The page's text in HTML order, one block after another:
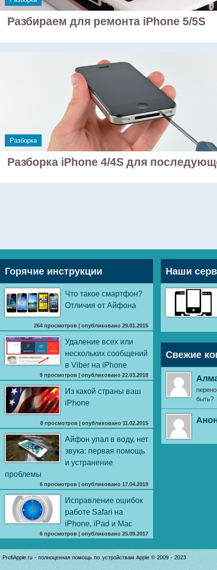
Разбираем для ремонта iPhone 5/5S
Разборка
Разборка iPhone 4/4S для
Горячие инструкции
Что такое смартфон?
Отличия от Айфона
264 просмотров |опубликовано 29.01.2015
Удаление всех или
нескольких сообщений
в Viber на iPhone
9 просмотров |опубликовано 22.03.2018
Из какой страны ваш
iPhone
8 просмотров |опубликовано 11.02.2015
Айфон упал в воду, нет
звука: первая помощь
и устранение
проблемы
6 просмотров |опубликовано 17.04.2019
Исправление ошибок
работе Safari на
iPhone, iPad и Mac
6 просмотров |опубликовано 25.09.2017
Наши
Свежие
быть?
ProfiApple.ru - полноценная помощь по устройствам Apple © 2009 - 2023